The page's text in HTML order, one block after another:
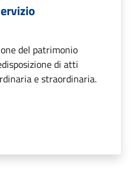
del patrimonio
di atti
e straordinaria.